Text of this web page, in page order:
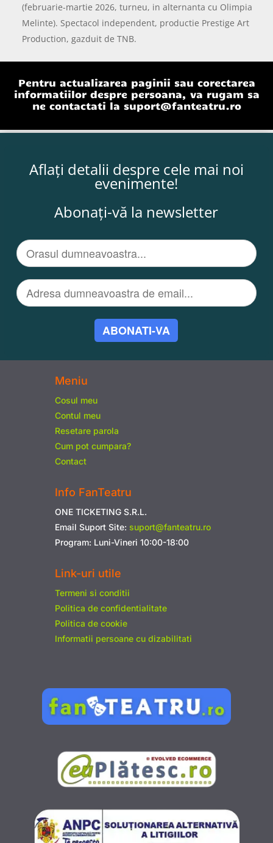
(februarie-martie 2026, turneu, in alternanta cu Olimpia
Melinte). Spectacol independent, productie Prestige Art
Production, gazduit de TNB.
Pentru actualizarea paginii sau corectarea
informatiilor despre persoana, va rugam sa
ne contactati la suport@fanteatru.ro
Aflați detalii despre cele mai noi
evenimente!
Abonați-vă la newsletter
ABONATI-VA
Meniu
Cosul meu
Contul meu
Resetare parola
Cum pot cumpara?
Contact
Info FanTeatru
ONE TICKETING S.R.L.
Email Suport Site: suport@fanteatru.ro
Program: Luni-Vineri 10:00-18:00
Link-uri utile
Termeni si conditii
Politica de confidentialitate
Politica de cookie
Informatii persoane cu dizabilitati